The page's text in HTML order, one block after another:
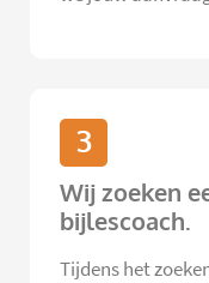
3
Wij zoeken
bijlescoach.
Tijdens het